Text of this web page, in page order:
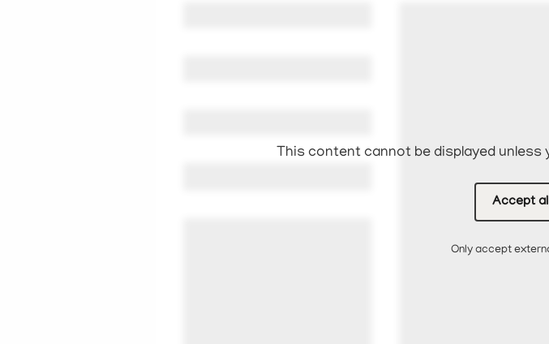
This content cannot be displayed
Accept
Only accept